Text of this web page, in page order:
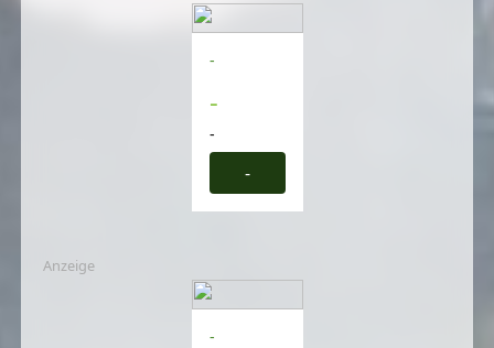
-
-
-
-
Anzeige
-